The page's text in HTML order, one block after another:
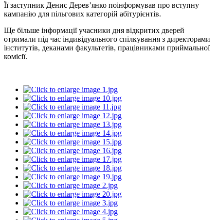
Її заступник Денис Дерев’янко поінформував про вступну
кампанію для пільгових категорій абітурієнтів.
Ще більше інформації учасники дня відкритих дверей
отримали під час індивідуального спілкування з директорами
інститутів, деканами факультетів, працівниками приймальної
комісії.